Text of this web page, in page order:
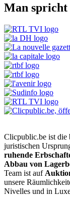
Man spricht
Clicpublic.be ist die
juristischen
ruhende
Abbau von
Team ist auf
unsere
Nivelles und in